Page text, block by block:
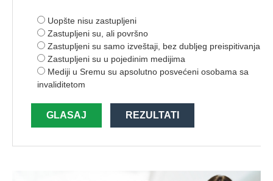
Uopšte nisu zastupljeni
Zastupljeni su, ali površno
Zastupljeni su samo izveštaji, bez dubljeg preispitivanja
Zastupljeni su u pojedinim medijima
Mediji u Sremu su apsolutno posvećeni osobama sa
invaliditetom
GLASAJ REZULTATI